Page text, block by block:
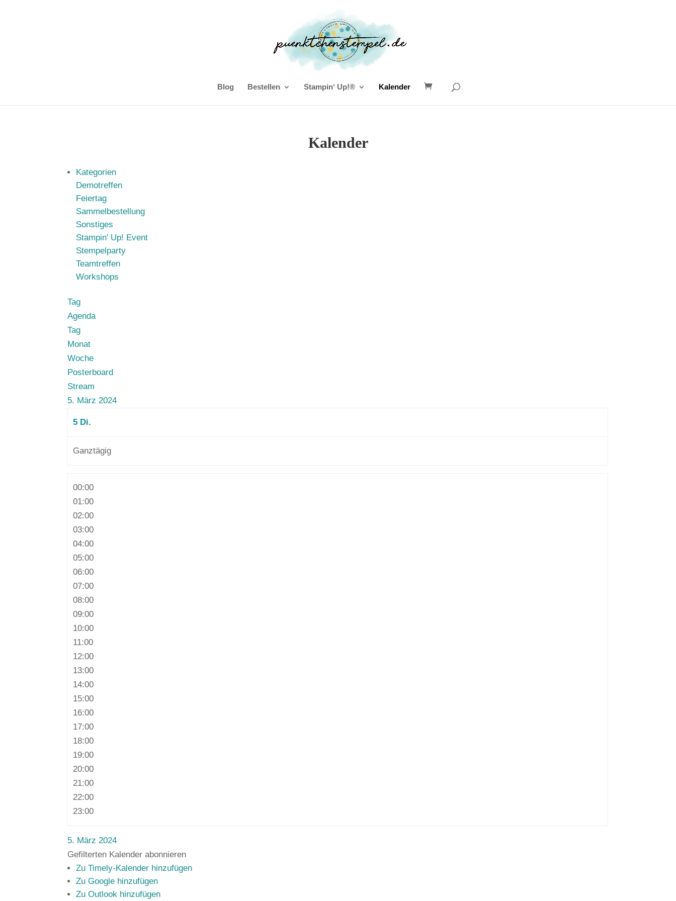
Blog Bestellen Stampin‘ Up!® Kalender
Kalender
Kategorien
Demotreffen
Feiertag
Sammelbestellung
Sonstiges
Stampin' Up! Event
Stempelparty
Teamtreffen
Workshops
Tag
Agenda
Tag
Monat
Woche
Posterboard
Stream
5. März 2024
5 Di.
Ganztägig
00:00
01:00
02:00
03:00
04:00
05:00
06:00
07:00
08:00
09:00
10:00
11:00
12:00
13:00
14:00
15:00
16:00
17:00
18:00
19:00
20:00
21:00
22:00
23:00
5. März 2024
Gefilterten Kalender abonnieren
Zu Timely-Kalender hinzufügen
Zu Google hinzufügen
Zu Outlook hinzufügen